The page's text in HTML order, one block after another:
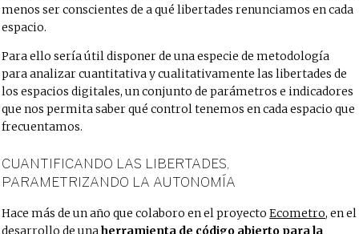
menos ser conscientes de a qué libertades renunciamos en cada
espacio.
Para ello sería útil disponer de una especie de metodología
para analizar cuantitativa y cualitativamente las libertades de
los espacios digitales, un conjunto de parámetros e indicadores
que nos permita saber qué control tenemos en cada espacio que
frecuentamos.
CUANTIFICANDO LAS LIBERTADES,
PARAMETRIZANDO LA AUTONOMÍA
Hace más de un año que colaboro en el proyectoEcometro, en el
desarrollo de unaherramienta de código abierto para la